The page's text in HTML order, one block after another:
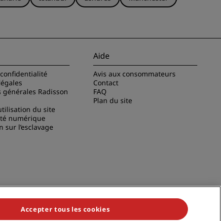
générales Radisson
du site
numérique
sur l’esclavage
Aide
Avis aux consommateurs
Contact
FAQ
Plan du site
Accepter tous les cookies